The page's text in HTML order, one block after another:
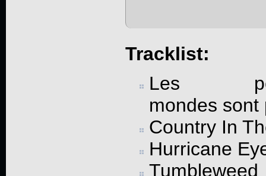
Tracklist:
Les
mondes sont
Country In
Hurricane
Tumbleweed